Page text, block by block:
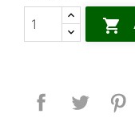

CompartirTuitear